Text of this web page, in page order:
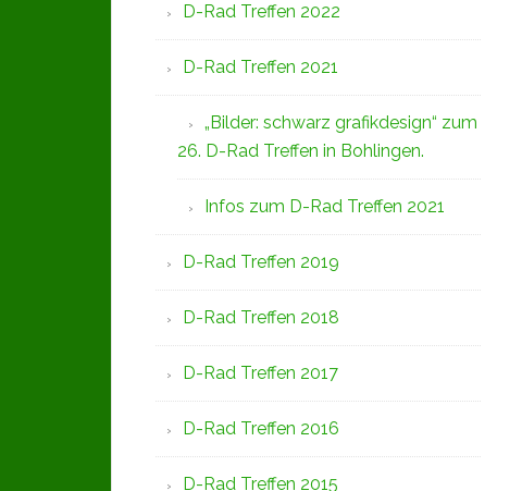
D-Rad Treffen 2022
D-Rad Treffen 2021
„Bilder: schwarz grafikdesign“ zum
26. D-Rad Treffen in Bohlingen.
Infos zum D-Rad Treffen 2021
D-Rad Treffen 2019
D-Rad Treffen 2018
D-Rad Treffen 2017
D-Rad Treffen 2016
D-Rad Treffen 2015